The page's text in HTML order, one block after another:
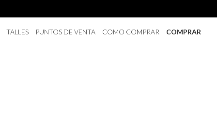
TALLES PUNTOS DE VENTA COMO COMPRAR COMPRAR